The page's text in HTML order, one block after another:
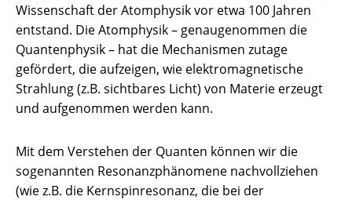
Wissenschaft der Atomphysik vor etwa 100 Jahren
entstand. Die Atomphysik – genaugenommen die
Quantenphysik – hat die Mechanismen zutage
gefördert, die aufzeigen, wie elektromagnetische
Strahlung (z.B. sichtbares Licht) von Materie erzeugt
und aufgenommen werden kann.
Mit dem Verstehen der Quanten können wir die
sogenannten Resonanzphänomene nachvollziehen
(wie z.B. die Kernspinresonanz, die bei der